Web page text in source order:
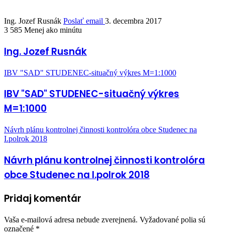
Ing. Jozef Rusnák Poslať email 3. decembra 2017
3 585 Menej ako minútu
Ing. Jozef Rusnák
IBV "SAD" STUDENEC-situačný výkres M=1:1000
IBV "SAD" STUDENEC-situačný výkres
M=1:1000
Návrh plánu kontrolnej činnosti kontrolóra obce Studenec na
I.polrok 2018
Návrh plánu kontrolnej činnosti kontrolóra
obce Studenec na I.polrok 2018
Pridaj komentár
Vaša e-mailová adresa nebude zverejnená. Vyžadované polia sú
označené *